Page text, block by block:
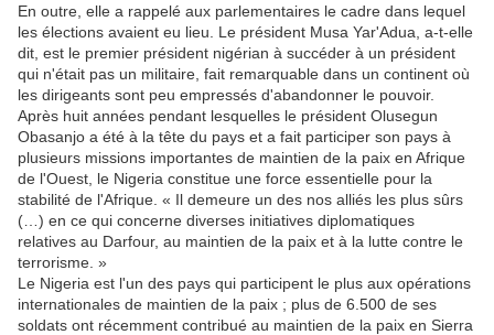
En outre, elle a rappelé aux parlementaires le cadre dans lequel
les élections avaient eu lieu. Le président Musa Yar'Adua, a-t-elle
dit, est le premier président nigérian à succéder à un président
qui n'était pas un militaire, fait remarquable dans un continent où
les dirigeants sont peu empressés d'abandonner le pouvoir.
Après huit années pendant lesquelles le président Olusegun
Obasanjo a été à la tête du pays et a fait participer son pays à
plusieurs missions importantes de maintien de la paix en Afrique
de l'Ouest, le Nigeria constitue une force essentielle pour la
stabilité de l'Afrique. « Il demeure un des nos alliés les plus sûrs
(…) en ce qui concerne diverses initiatives diplomatiques
relatives au Darfour, au maintien de la paix et à la lutte contre le
terrorisme. »
Le Nigeria est l'un des pays qui participent le plus aux opérations
internationales de maintien de la paix ; plus de 6.500 de ses
soldats ont récemment contribué au maintien de la paix en Sierra